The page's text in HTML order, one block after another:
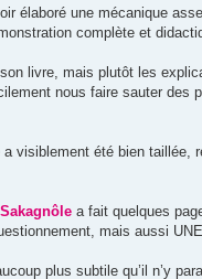
élaboré une mécanique
complète et
livre, mais plutôt les
nous faire sauter des
visiblement été bien taillée,
a fait quelques
mais aussi
plus subtile qu’il n’y